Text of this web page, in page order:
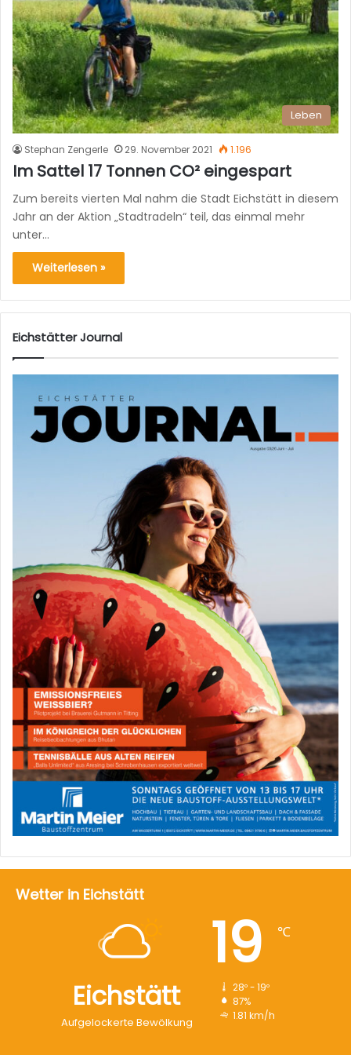
Leben
Stephan Zengerle 29. November 2021 1.196
Im Sattel 17 Tonnen CO² eingespart
Zum bereits vierten Mal nahm die Stadt Eichstätt in diesem
Jahr an der Aktion „Stadtradeln“ teil, das einmal mehr
unter…
Weiterlesen »
Eichstätter Journal
Wetter in Eichstätt
Eichstätt
Aufgelockerte Bewölkung
19 ℃
28º - 19º
87%
1.81 km/h